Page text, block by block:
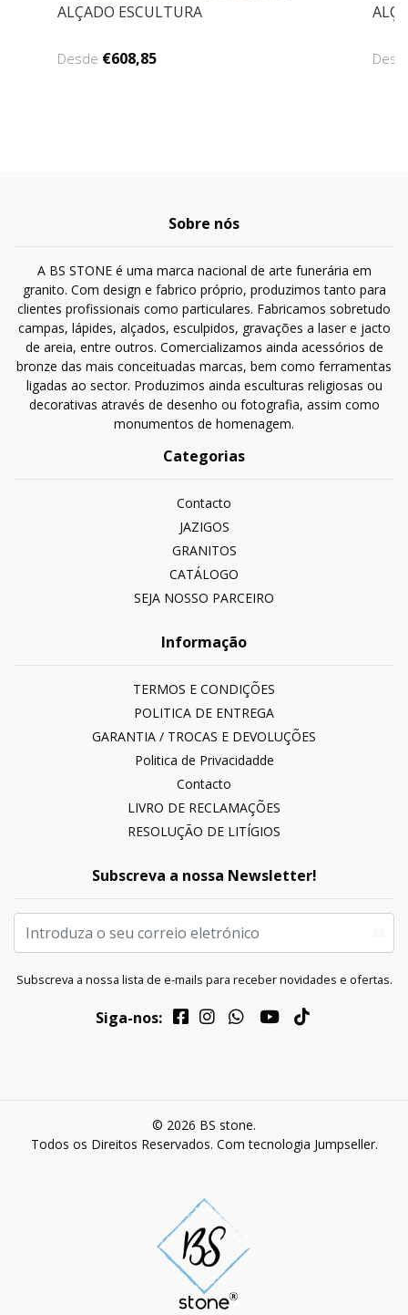
ALÇADO ESCULTURA
Desde €608,85
Sobre nós
A BS STONE é uma marca nacional de arte funerária em
granito. Com design e fabrico próprio, produzimos tanto para
clientes profissionais como particulares. Fabricamos sobretudo
campas, lápides, alçados, esculpidos, gravações a laser e jacto
de areia, entre outros. Comercializamos ainda acessórios de
bronze das mais conceituadas marcas, bem como ferramentas
ligadas ao sector. Produzimos ainda esculturas religiosas ou
decorativas através de desenho ou fotografia, assim como
monumentos de homenagem.
Categorias
Contacto
JAZIGOS
GRANITOS
CATÁLOGO
SEJA NOSSO PARCEIRO
Informação
TERMOS E CONDIÇÕES
POLITICA DE ENTREGA
GARANTIA / TROCAS E DEVOLUÇÕES
Politica de Privacidadde
Contacto
LIVRO DE RECLAMAÇÕES
RESOLUÇÃO DE LITÍGIOS
Subscreva a nossa Newsletter!
Subscreva a nossa lista de e-mails para receber novidades e ofertas.
Siga-nos:
© 2026 BS stone.
Todos os Direitos Reservados. Com tecnologia Jumpseller.